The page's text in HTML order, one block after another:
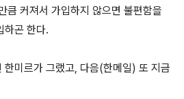
큼 커져서 가입하지 않으면 불편함을
하곤 한다.
한미르가 그랬고, 다음(한메일) 또 지금